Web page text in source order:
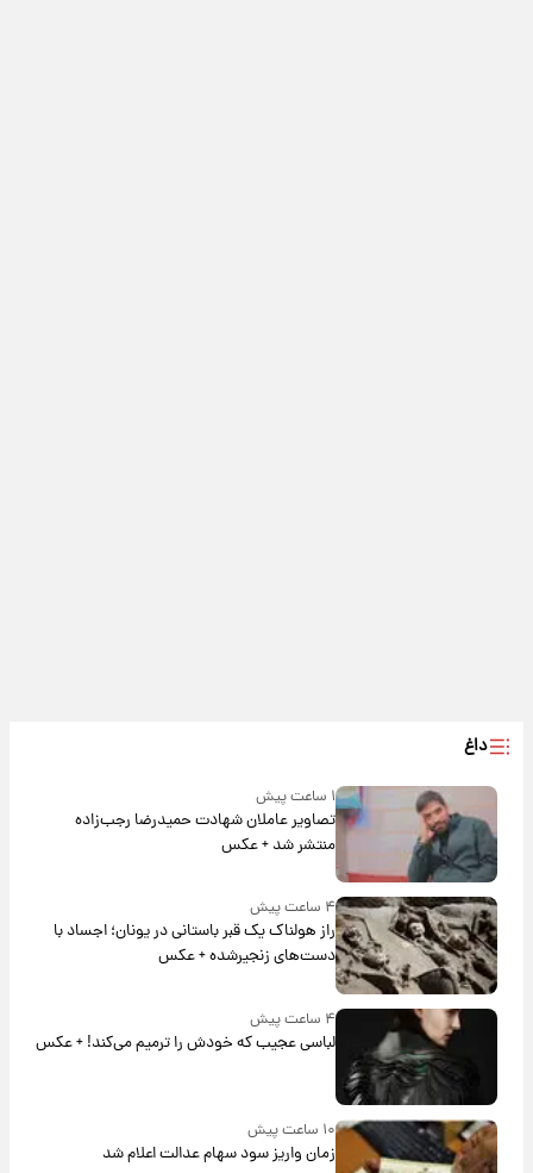
داغ
۱ ساعت پیش
تصاویر عاملان شهادت حمیدرضا رجب‌زاده
منتشر شد + عکس
۴ ساعت پیش
راز هولناک یک قبر باستانی در یونان؛ اجساد با
دست‌های زنجیرشده + عکس
لباسی عجیب که خودش را ترمیم می‌کند! + عکس
۱۰ ساعت پیش
زمان واریز سود سهام عدالت اعلام شد